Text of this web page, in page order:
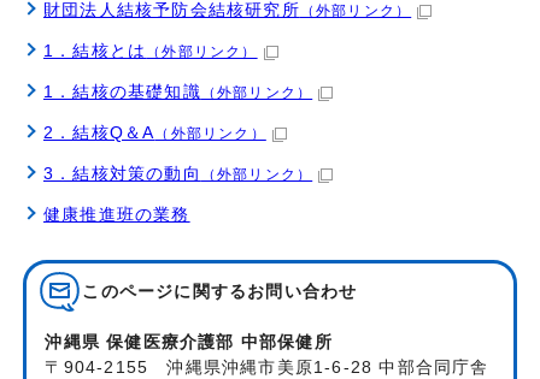
財団法人結核予防会結核研究所 （外部リンク）
1．結核とは （外部リンク）
1．結核の基礎知識 （外部リンク）
2．結核Q＆A （外部リンク）
3．結核対策の動向 （外部リンク）
健康推進班の業務
このページに関する お問い合わせ
沖縄県 保健医療介護部 中部保健所
〒904-2155 沖縄県沖縄市美原1-6-28 中部合同庁舎